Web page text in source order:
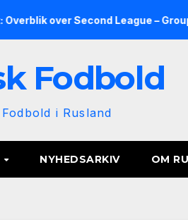
League – Group 2, runde 9
Fodbold
i Rusland
NYHEDSARKIV OM